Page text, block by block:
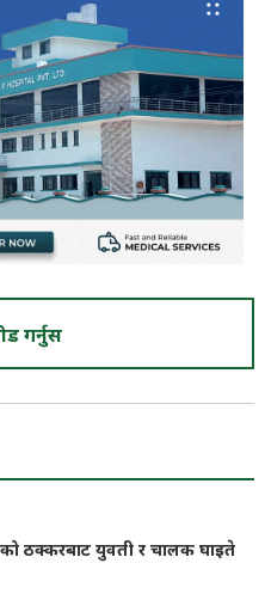
गर्नुस
ठक्करबाट युवती र चालक घाइते